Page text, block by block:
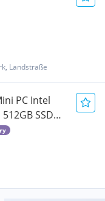
Landstraße
PC Intel
SSD